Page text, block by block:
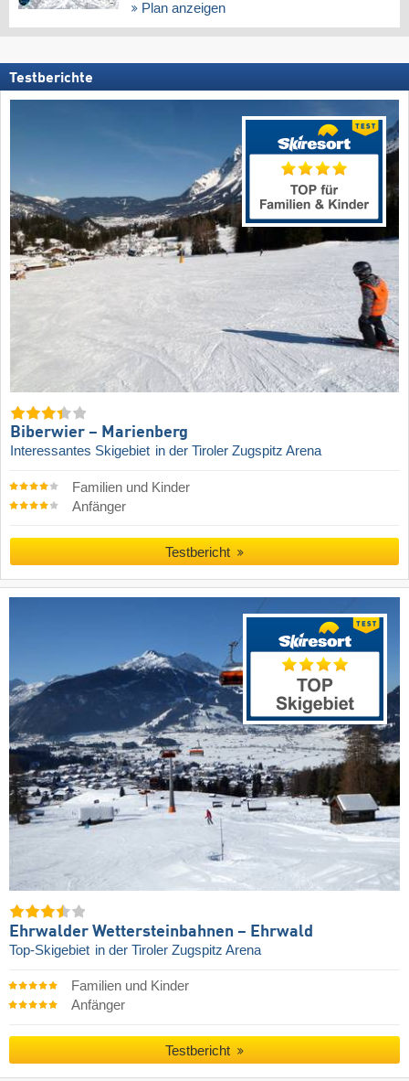
Plan anzeigen
Testberichte
Biberwier – Marienberg
Interessantes Skigebiet in der Tiroler Zugspitz Arena
Familien und Kinder
Anfänger
Testbericht
Ehrwalder Wettersteinbahnen – Ehrwald
Top-Skigebiet in der Tiroler Zugspitz Arena
Familien und Kinder
Anfänger
Testbericht